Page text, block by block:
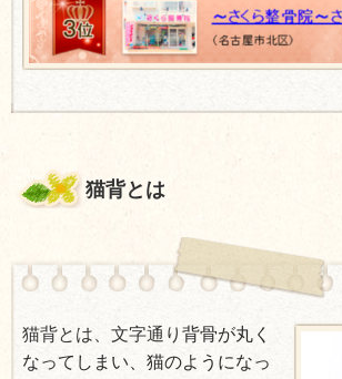
猫背とは
猫背とは、文字通り 背骨が丸く
なってしまい、猫のようになっ